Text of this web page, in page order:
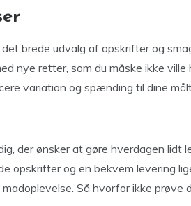
brede udvalg af opskrifter og
nye retter, som du måske ikke ville
variation og spænding til dine
der ønsker at gøre hverdagen lidt
opskrifter og en bekvem levering
Så hvorfor ikke prøve